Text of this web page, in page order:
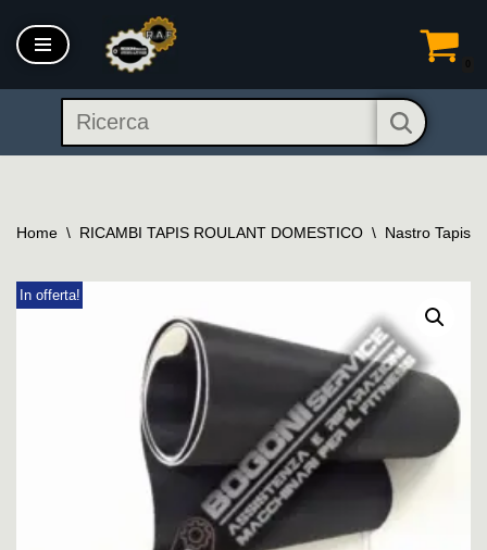
Vai
contenuto
Home \ RICAMBI TAPIS ROULANT DOMESTICO \ Nastro Tapis
In offerta!